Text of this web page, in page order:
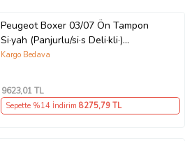
Peugeot Boxer 03/07 Ön Tampon
Si·yah (Panjurlu/si·s Deli·kli·)
(eurobump)
Kargo Bedava
9623,01 TL
Sepette %14 İndirim 8275,79 TL